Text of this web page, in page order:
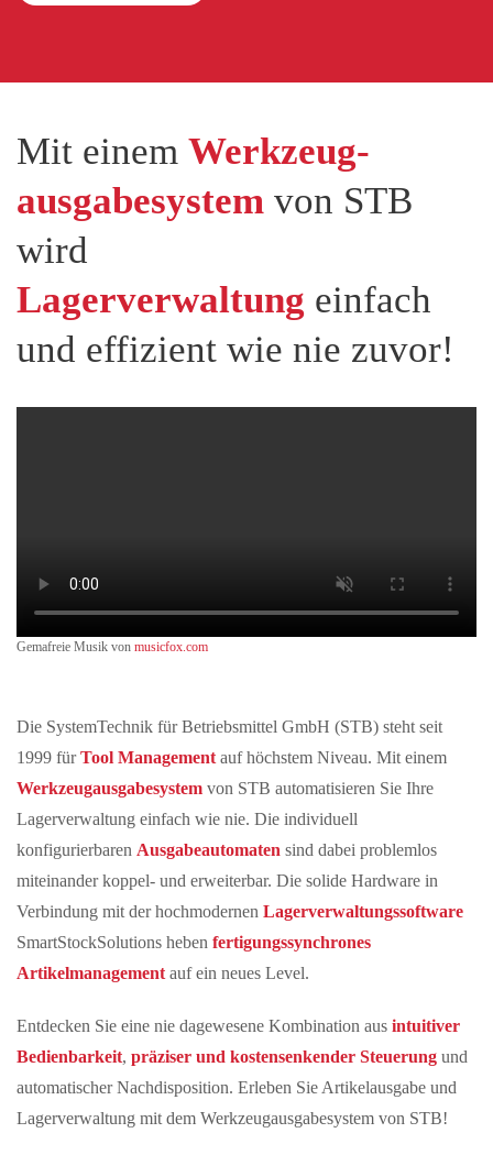
Mit einem Werkzeug­
ausgabe­system von STB
wird
Lager­verwaltung einfach
und effizient wie nie zuvor!
Gemafreie Musik von musicfox.com
Die SystemTechnik für Betriebsmittel GmbH (STB) steht seit
1999 fürTool Management auf höchstem Niveau. Mit einem
Werkzeugausgabesystem von STB automatisieren Sie Ihre
Lagerverwaltung einfach wie nie. Die individuell
konfigurierbaren Ausgabeautomaten sind dabei problemlos
miteinander koppel- und erweiterbar. Die solide Hardware in
Verbindung mit der hochmodernen Lagerverwaltungssoftware
SmartStockSolutions heben fertigungssynchrones
Artikelmanagement auf ein neues Level.
Entdecken Sie eine nie dagewesene Kombination aus intuitiver
Bedienbarkeit, präziser und kostensenkender Steuerung und
automatischer Nachdisposition. Erleben Sie Artikelausgabe und
Lagerverwaltung mit dem Werkzeugausgabesystem von STB!